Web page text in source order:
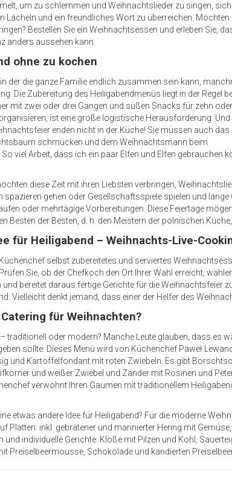
um zu schlemmen und Weihnachtslieder zu singen, sich
Lächeln und ein freundliches Wort zu überreichen. Möchten
Bestellen Sie ein Weihnachtsessen und erleben Sie,
anders aussehen kann.
ohne zu kochen
der die ganze Familie endlich zusammen sein kann,
Die Zubereitung des Heiligabendmenüs liegt in der Regel
mit zwei oder drei Gängen und süßen Snacks für zehn
ist eine große logistische Herausforderung. Und
enden nicht in der Küche! Sie müssen auch das
schmücken und dem Weihnachtsmann beim
viel Arbeit, dass ich ein paar Elfen und Elfen gebrauchen
diese Zeit mit ihren Liebsten verbringen,
spazieren gehen oder Gesellschaftsspiele spielen und
oder mehrtägige Vorbereitungen. Diese Feiertage
Besten der Besten, d. h. den Meistern der polnischen Küche,
für Heiligabend – Weihnachts-Live-
selbst zubereitetes und serviertes
Sie, ob der Chefkoch den Ort Ihrer Wahl erreicht,
bereitet daraus fertige Gerichte für die Weihnachtsfeier
Vielleicht denkt jemand, dass einer der Helfer des
für Weihnachten?
traditionell oder modern? Manche Leute glauben, dass es
sollte. Dieses Menü wird von Küchenchef Paweł
und Kartoffelfondant mit roten Zwiebeln. Es gibt
und weißer Zwiebel und Zander mit Rosinen und
verwöhnt Ihren Gaumen mit traditionellem
etwas andere Idee für Heiligabend? Für die moderne
Platten: inkl. gebratener und marinierter Hering mit
und individuelle Gerichte: Klöße mit Pilzen und Kohl,
Preiselbeermousse, Schokolade und kandierten